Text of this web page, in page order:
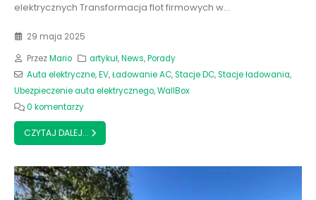
elektrycznych Transformacja flot firmowych w...
29 maja 2025
PrzezMario artykuł,News,Porady
Auta elektryczne,EV,Ładowanie AC,Stacje DC,Stacje ładowania,
Ubezpieczenie auta elektrycznego,WallBox
0 komentarzy
CZYTAJ DALEJ...